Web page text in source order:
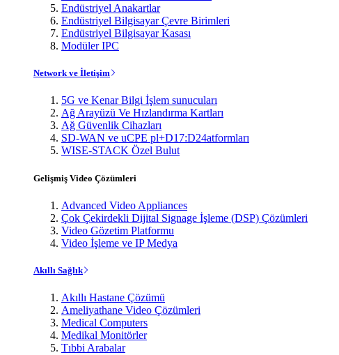
Endüstriyel Anakartlar
Endüstriyel Bilgisayar Çevre Birimleri
Endüstriyel Bilgisayar Kasası
Modüler IPC
Network ve İletişim
5G ve Kenar Bilgi İşlem sunucuları
Ağ Arayüzü Ve Hızlandırma Kartları
Ağ Güvenlik Cihazları
SD-WAN ve uCPE pl+D17:D24atformları
WISE-STACK Özel Bulut
Gelişmiş Video Çözümleri
Advanced Video Appliances
Çok Çekirdekli Dijital Signage İşleme (DSP) Çözümleri
Video Gözetim Platformu
Video İşleme ve IP Medya
Akıllı Sağlık
Akıllı Hastane Çözümü
Ameliyathane Video Çözümleri
Medical Computers
Medikal Monitörler
Tıbbi Arabalar